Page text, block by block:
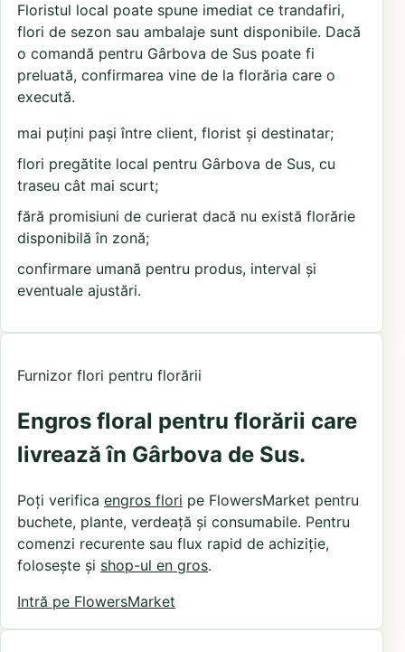
Floristul local poate spune imediat ce trandafiri,
flori de sezon sau ambalaje sunt disponibile. Dacă
o comandă pentru Gârbova de Sus poate fi
preluată, confirmarea vine de la florăria care o
execută.
mai puțini pași între client, florist și destinatar;
flori pregătite local pentru Gârbova de Sus, cu
traseu cât mai scurt;
fără promisiuni de curierat dacă nu există florărie
disponibilă în zonă;
confirmare umană pentru produs, interval și
eventuale ajustări.
Furnizor flori pentru florării
Engros floral pentru florării care
livrează în Gârbova de Sus.
Poți verifica engros flori pe FlowersMarket pentru
buchete, plante, verdeață și consumabile. Pentru
comenzi recurente sau flux rapid de achiziție,
folosește și shop-ul en gros.
Intră pe FlowersMarket